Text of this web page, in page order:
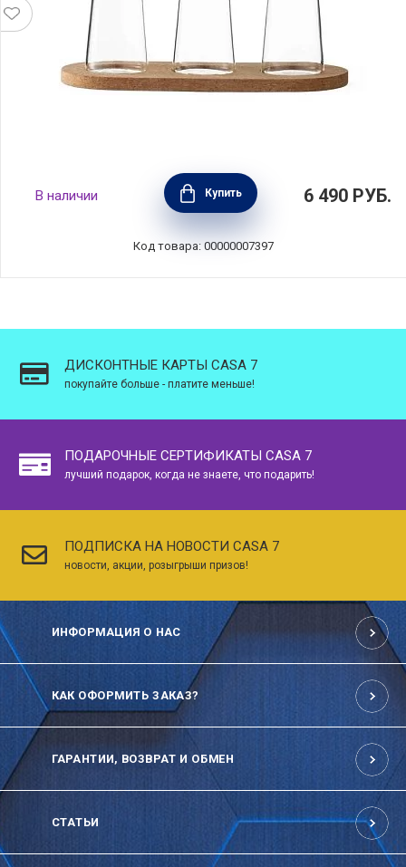
Емкости для хранения чая Cortica, 3шт, Viva
Scandinavia, V72100
В наличии Купить 6 490 РУБ.
Код товара: 00000007397
ДИСКОНТНЫЕ КАРТЫ CASA 7
покупайте больше - платите меньше!
ПОДАРОЧНЫЕ СЕРТИФИКАТЫ CASA 7
лучший подарок, когда не знаете, что подарить!
ПОДПИСКА НА НОВОСТИ CASA 7
новости, акции, розыгрыши призов!
ИНФОРМАЦИЯ О НАС
КАК ОФОРМИТЬ ЗАКАЗ?
ГАРАНТИИ, ВОЗВРАТ И ОБМЕН
СТАТЬИ